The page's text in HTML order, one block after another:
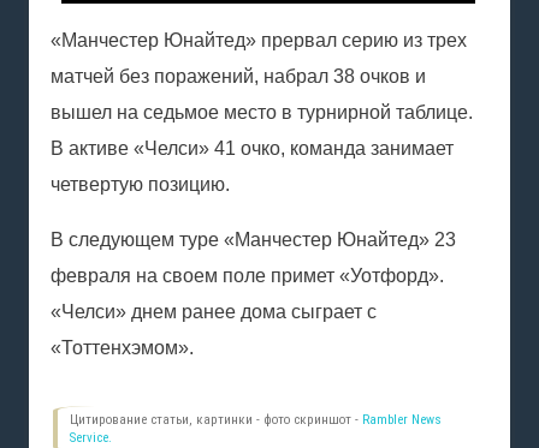
«Манчестер Юнайтед» прервал серию из трех
матчей без поражений, набрал 38 очков и
вышел на седьмое место в турнирной таблице.
В активе «Челси» 41 очко, команда занимает
четвертую позицию.
В следующем туре «Манчестер Юнайтед» 23
февраля на своем поле примет «Уотфорд».
«Челси» днем ранее дома сыграет с
«Тоттенхэмом».
Цитирование статьи, картинки - фото скриншот - Rambler News
Service.